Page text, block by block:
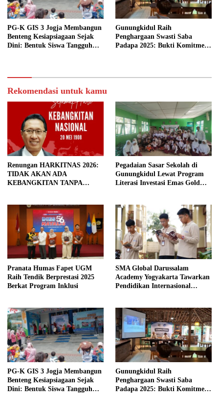
PG-K GIS 3 Jogja Membangun
Benteng Kesiapsiagaan Sejak
Dini: Bentuk Siswa Tangguh
Gunungkidul Raih
Penghargaan Swasti Saba
Padapa 2025: Bukti Komitmen
Rekomendasi untuk kamu
Renungan HARKITNAS 2026:
TIDAK AKAN ADA
KEBANGKITAN TANPA
Pegadaian Sasar Sekolah di
Gunungkidul Lewat Program
Literasi Investasi Emas Gold
Pranata Humas Fapet UGM
Raih Tendik Berprestasi 2025
Berkat Program Inklusi
SMA Global Darussalam
Academy Yogyakarta Tawarkan
Pendidikan Internasional
Negeri Terkemuka
PG-K GIS 3 Jogja Membangun
Benteng Kesiapsiagaan Sejak
Dini: Bentuk Siswa Tangguh
Gunungkidul Raih
Penghargaan Swasti Saba
Padapa 2025: Bukti Komitmen